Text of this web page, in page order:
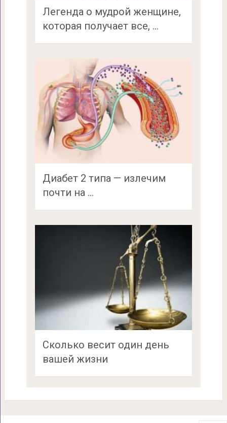
Легенда о мудрой женщине,
которая получает все, …
Диабет 2 типа — излечим
почти на …
Сколько весит один день
вашей жизни